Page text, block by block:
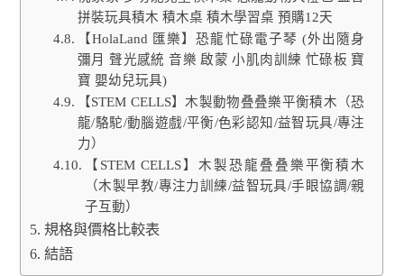
拼裝玩具積木 積木桌 積木學習桌 預購12天
【HolaLand 匯樂】恐龍忙碌電子琴 (外出隨身
彌月 聲光感統 音樂 啟蒙 小肌肉訓練 忙碌板 寶
寶 嬰幼兒玩具)
【STEM CELLS】木製動物叠叠樂平衡積木（恐
龍/駱駝/動腦遊戲/平衡/色彩認知/益智玩具/專注
力）
【STEM CELLS】木製恐龍叠叠樂平衡積木
（木製早教/專注力訓練/益智玩具/手眼協調/親
子互動）
規格與價格比較表
結語